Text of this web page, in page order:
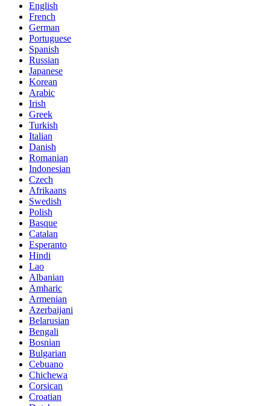
English
French
German
Portuguese
Spanish
Russian
Japanese
Korean
Arabic
Irish
Greek
Turkish
Italian
Danish
Romanian
Indonesian
Czech
Afrikaans
Swedish
Polish
Basque
Catalan
Esperanto
Hindi
Lao
Albanian
Amharic
Armenian
Azerbaijani
Belarusian
Bengali
Bosnian
Bulgarian
Cebuano
Chichewa
Corsican
Croatian